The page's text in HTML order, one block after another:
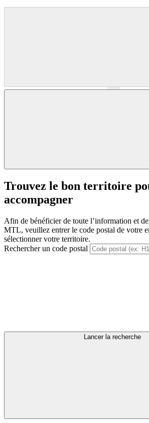
Précédent
Trouvez le bon territoire
accompagner
Afin de bénéficier de toute l’information et
MTL, veuillez entrer le code postal de votre
sélectionner votre territoire.
Rechercher un code postal
Lancer la recherche